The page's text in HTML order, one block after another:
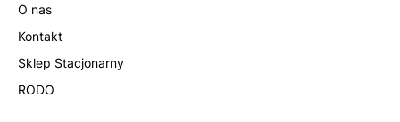
O nas
Kontakt
Sklep Stacjonarny
RODO